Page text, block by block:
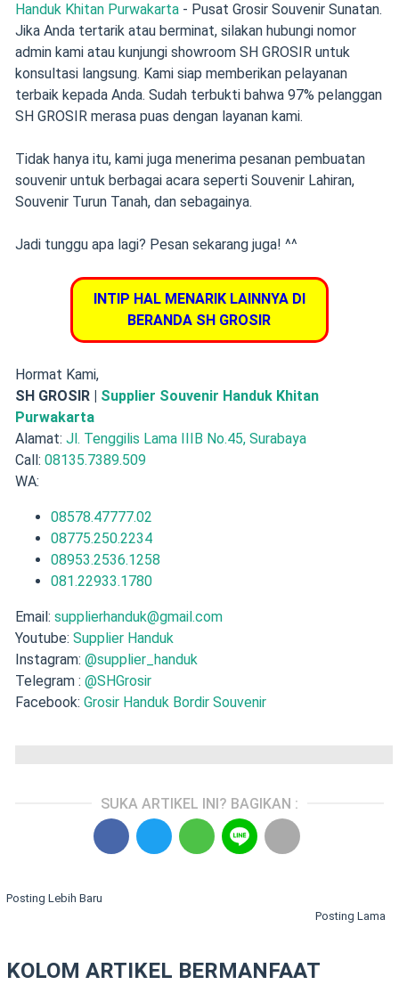
Handuk Khitan Purwakarta- Pusat Grosir Souvenir Sunatan.
Jika Anda tertarik atau berminat, silakan hubungi nomor
admin kami atau kunjungi showroom SH GROSIR untuk
konsultasi langsung. Kami siap memberikan pelayanan
terbaik kepada Anda. Sudah terbukti bahwa 97% pelanggan
SH GROSIR merasa puas dengan layanan kami.
Tidak hanya itu, kami juga menerima pesanan pembuatan
souvenir untuk berbagai acara seperti Souvenir Lahiran,
Souvenir Turun Tanah, dan sebagainya.
Jadi tunggu apa lagi? Pesan sekarang juga! ^^
INTIP HAL MENARIK LAINNYA DI
BERANDA SH GROSIR
Hormat Kami,
SH GROSIR | Supplier Souvenir Handuk Khitan
Purwakarta
Alamat: Jl. Tenggilis Lama IIIB No.45, Surabaya
Call: 08135.7389.509
WA:
08578.47777.02
08775.250.2234
08953.2536.1258
081.22933.1780
Email: supplierhanduk@gmail.com
Youtube: Supplier Handuk
Instagram: @supplier_handuk
Telegram : @SHGrosir
Facebook: Grosir Handuk Bordir Souvenir
SUKA ARTIKEL INI? BAGIKAN :
Posting Lebih Baru
Posting Lama
KOLOM ARTIKEL BERMANFAAT